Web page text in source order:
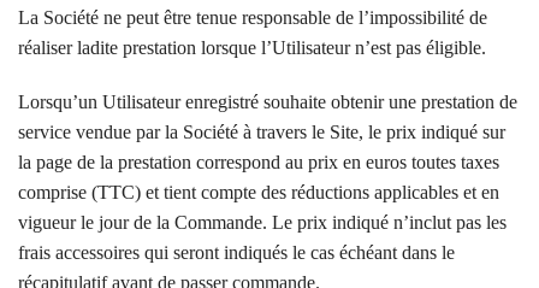
La Société ne peut être tenue responsable de l’impossibilité de
réaliser ladite prestation lorsque l’Utilisateur n’est pas éligible.
Lorsqu’un Utilisateur enregistré souhaite obtenir une prestation de
service vendue par la Société à travers le Site, le prix indiqué sur
la page de la prestation correspond au prix en euros toutes taxes
comprise (TTC) et tient compte des réductions applicables et en
vigueur le jour de la Commande. Le prix indiqué n’inclut pas les
frais accessoires qui seront indiqués le cas échéant dans le
récapitulatif avant de passer commande.